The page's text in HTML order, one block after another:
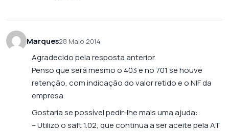
Marques28 Maio 2014
Agradecido pela resposta anterior.
Penso que será mesmo o 403 e no 701 se houve
retenção, com indicação do valor retido e o NIF da
empresa.
Gostaria se possível pedir-lhe mais uma ajuda:
– Utilizo o saft 1.02, que continua a ser aceite pela AT